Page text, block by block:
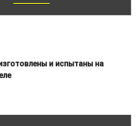
и испытаны на